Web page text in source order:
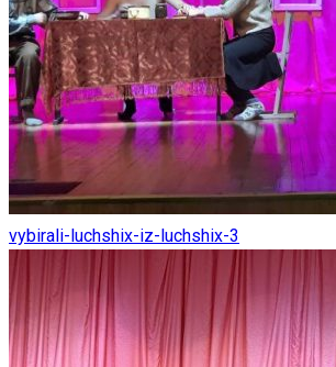
vybirali-luchshix-iz-luchshix-3